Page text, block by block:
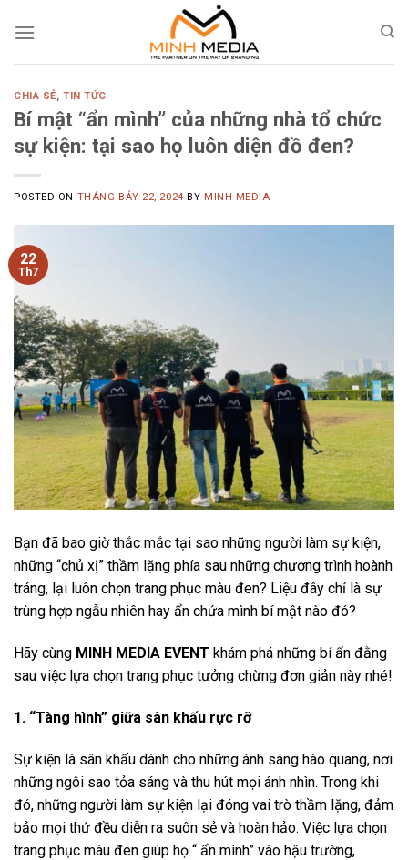
CHIA SẺ,TIN TỨC
Bí mật “ẩn mình” của những nhà tổ chức
sự kiện: tại sao họ luôn diện đồ đen?
POSTED ON THÁNG BẢY 22, 2024 BY MINH MEDIA
22
Th7
Bạn đã bao giờ thắc mắc tại sao những người làm sự kiện,
những “chủ xị” thầm lặng phía sau những chương trình hoành
tráng, lại luôn chọn trang phục màu đen? Liệu đây chỉ là sự
trùng hợp ngẫu nhiên hay ẩn chứa mình bí mật nào đó?
Hãy cùng MINH MEDIA EVENT khám phá những bí ẩn đằng
sau việc lựa chọn trang phục tưởng chừng đơn giản này nhé!
1. “Tàng hình” giữa sân khấu rực rỡ
Sự kiện là sân khấu dành cho những ánh sáng hào quang, nơi
những ngôi sao tỏa sáng và thu hút mọi ánh nhìn. Trong khi
đó, những người làm sự kiện lại đóng vai trò thầm lặng, đảm
bảo mọi thứ đều diễn ra suôn sẻ và hoàn hảo. Việc lựa chọn
trang phục màu đen giúp họ “ ẩn mình” vào hậu trường,